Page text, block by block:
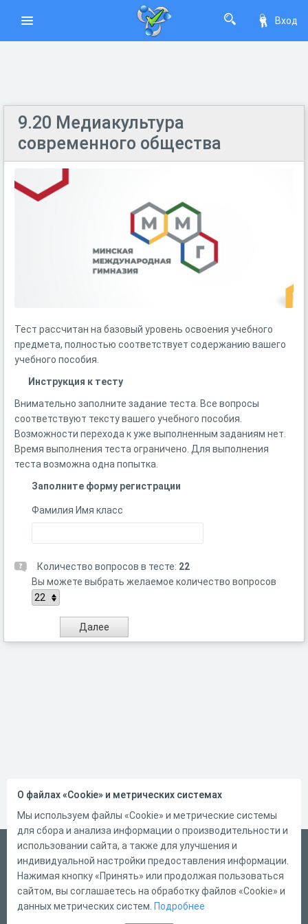
Вход
9.20 Медиакультура
современного общества
Тест рассчитан на базовый уровень освоения учебного
предмета, полностью соответствует содержанию вашего
учебного пособия.
Инструкция к тесту
Внимательно заполните задание теста. Все вопросы
соответствуют тексту вашего учебного пособия.
Возможности перехода к уже выполненным заданиям нет.
Время выполнения теста ограничено. Для выполнения
теста возможна одна попытка.
Заполните форму регистрации
Фамилия Имя класс
Количество вопросов в тесте: 22
Вы можете выбрать желаемое количество вопросов
Русский
Справка
Форма обратной связи
О файлах «Cookie» и метрических системах
Мы используем файлы «Cookie» и метрические системы
для сбора и анализа информации о производительности и
использовании сайта, а также для улучшения и
индивидуальной настройки предоставления информации.
Нажимая кнопку «Принять» или продолжая пользоваться
сайтом, вы соглашаетесь на обработку файлов «Cookie» и
данных метрических систем. Подробнее